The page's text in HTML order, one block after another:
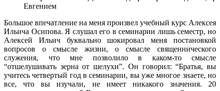
Евгением
Большое впечатление на меня произвел учебный курс Алексея
Ильича Осипова. Я слушал его в семинарии лишь семестр, но
Алексей Ильич буквально шокировал меня постановкой
вопросов о смысле жизни, о смысле священнического
служения, что мне позволило в каком-то смысле
“отшелушивать зерна от шелухи”. Он говорил: “Братья, вы
учитесь четвертый год в семинарии, вы уже многое знаете, но
все, что вы изучали, не имеет никакого значения. 20